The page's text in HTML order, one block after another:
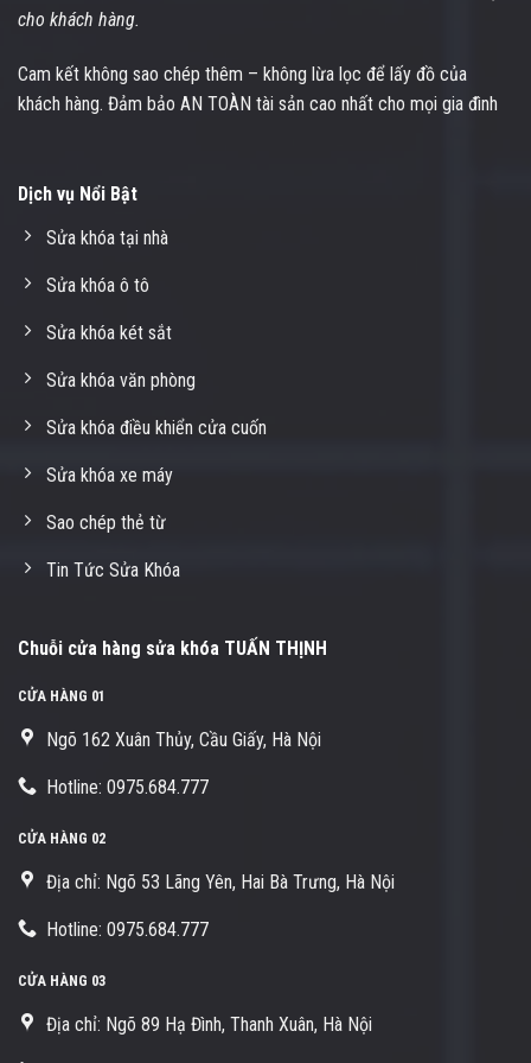
cho khách hàng.
Cam kết không sao chép thêm – không lừa lọc để lấy đồ của
khách hàng. Đảm bảo AN TOÀN tài sản cao nhất cho mọi gia đình
Dịch vụ Nổi Bật
Sửa khóa tại nhà
Sửa khóa ô tô
Sửa khóa két sắt
Sửa khóa văn phòng
Sửa khóa điều khiển cửa cuốn
Sửa khóa xe máy
Sao chép thẻ từ
Tin Tức Sửa Khóa
Chuỗi cửa hàng sửa khóa TUẤN THỊNH
CỬA HÀNG 01
Ngõ 162 Xuân Thủy, Cầu Giấy, Hà Nội
Hotline: 0975.684.777
CỬA HÀNG 02
Địa chỉ: Ngõ 53 Lãng Yên, Hai Bà Trưng, Hà Nội
Hotline: 0975.684.777
CỬA HÀNG 03
Địa chỉ: Ngõ 89 Hạ Đình, Thanh Xuân, Hà Nội